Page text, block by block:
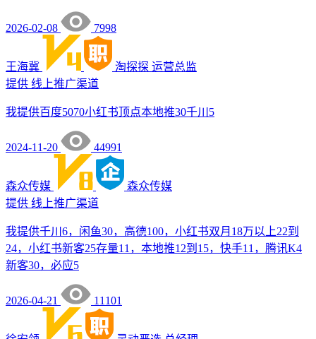
2026-02-08 7998
王海冀 淘探探 运营总监
提供 线上推广渠道
我提供百度5070小红书顶点本地推30千川5
2024-11-20 44991
森众传媒
森众传媒
提供 线上推广渠道
我提供千川6，闲鱼30，高德100，小红书双月18万以上22到
24，小红书新客25存量11，本地推12到15，快手11，腾讯K4
新客30，必应5
2026-04-21 11101